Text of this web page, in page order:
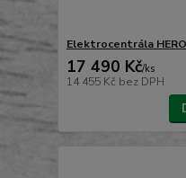
Elektrocentrála
17 490 Kč/ks
14 455 Kč bez DPH